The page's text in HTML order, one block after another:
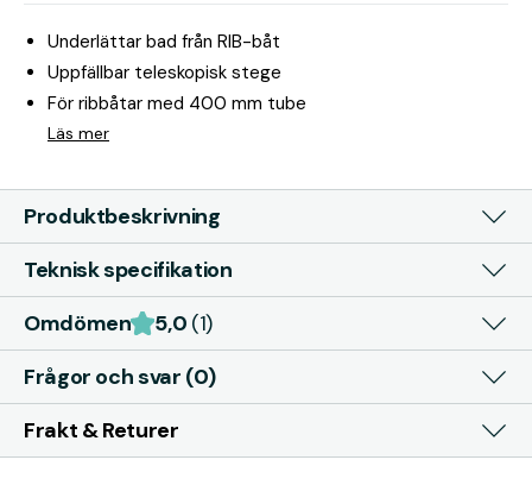
Underlättar bad från RIB-båt
Uppfällbar teleskopisk stege
För ribbåtar med 400 mm tube
Läs mer
Produktbeskrivning
Teknisk specifikation
Omdömen
5,0 (1)
Frågor och svar (0)
Frakt & Returer